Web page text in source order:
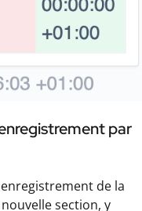
par
de la
section, y